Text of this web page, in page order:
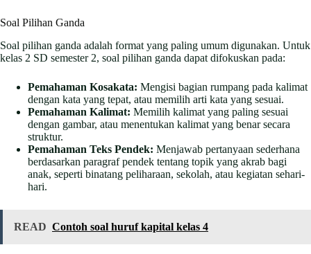
Soal Pilihan Ganda
Soal pilihan ganda adalah format yang paling umum digunakan. Untuk
kelas 2 SD semester 2, soal pilihan ganda dapat difokuskan pada:
Pemahaman Kosakata: Mengisi bagian rumpang pada kalimat
dengan kata yang tepat, atau memilih arti kata yang sesuai.
Pemahaman Kalimat: Memilih kalimat yang paling sesuai
dengan gambar, atau menentukan kalimat yang benar secara
struktur.
Pemahaman Teks Pendek: Menjawab pertanyaan sederhana
berdasarkan paragraf pendek tentang topik yang akrab bagi
anak, seperti binatang peliharaan, sekolah, atau kegiatan sehari-
hari.
READ Contoh soal huruf kapital kelas 4